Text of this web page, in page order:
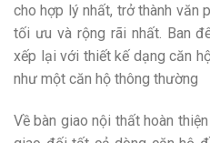
cho hợp lý nhất, trở thành văn
tối ưu và rộng rãi nhất. Ban
xếp lại với thiết kế dạng căn
như một căn hộ thông thường
Về bàn giao nội thất hoàn